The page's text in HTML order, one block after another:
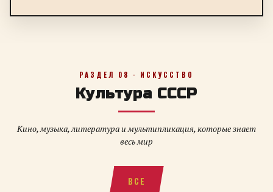
РАЗДЕЛ 08 · ИСКУССТВО
Культура СССР
Кино, музыка, литература и мультипликация, которые знает
весь мир
ВСЕ